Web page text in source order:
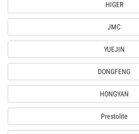
HIGER
JMC
YUEJIN
DONGFENG
HONGYAN
Prestolite